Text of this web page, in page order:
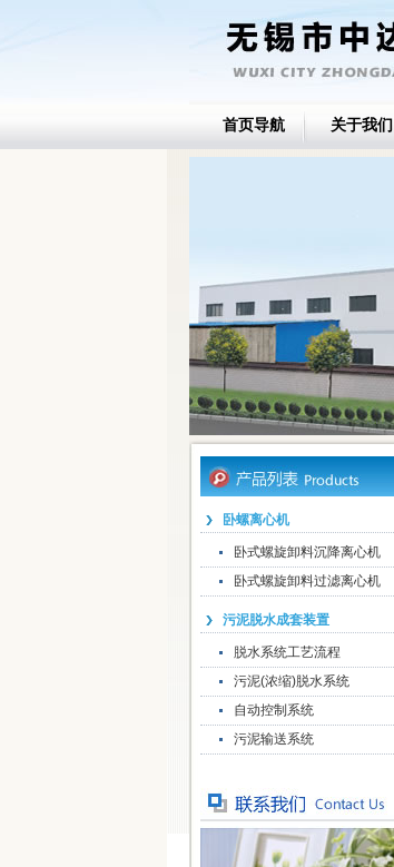
首页导航 关于我们
卧螺离心机
卧式螺旋卸料沉降离心机
卧式螺旋卸料过滤离心机
污泥脱水成套装置
脱水系统工艺流程
污泥(浓缩)脱水系统
自动控制系统
污泥输送系统